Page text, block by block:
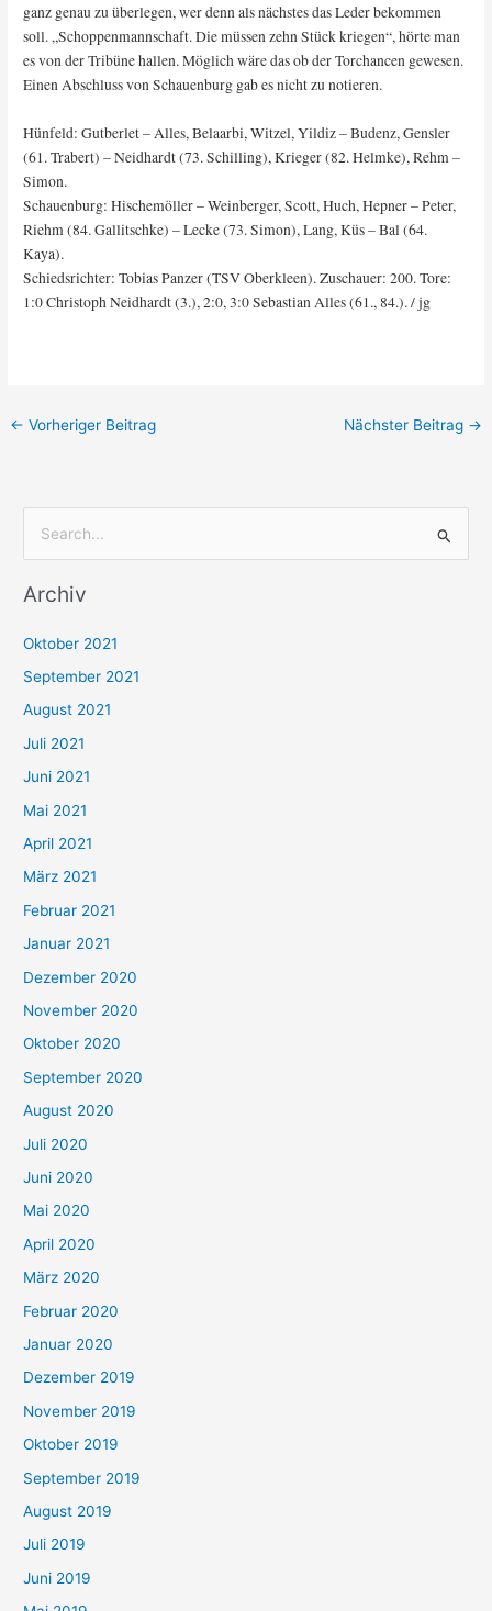
ganz genau zu überlegen, wer denn als nächstes das Leder bekommen
soll. „Schoppenmannschaft. Die müssen zehn Stück kriegen“, hörte man
es von der Tribüne hallen. Möglich wäre das ob der Torchancen gewesen.
Einen Abschluss von Schauenburg gab es nicht zu notieren.
Hünfeld: Gutberlet – Alles, Belaarbi, Witzel, Yildiz – Budenz, Gensler
(61. Trabert) – Neidhardt (73. Schilling), Krieger (82. Helmke), Rehm –
Simon.
Schauenburg: Hischemöller – Weinberger, Scott, Huch, Hepner – Peter,
Riehm (84. Gallitschke) – Lecke (73. Simon), Lang, Küs – Bal (64.
Kaya).
Schiedsrichter: Tobias Panzer (TSV Oberkleen). Zuschauer: 200. Tore:
1:0 Christoph Neidhardt (3.), 2:0, 3:0 Sebastian Alles (61., 84.). / jg
← Vorheriger Beitrag Nächster Beitrag →
c
n
n
a
c
h
:
Archiv
Oktober 2021
September 2021
August 2021
Juli 2021
Juni 2021
Mai 2021
April 2021
März 2021
Februar 2021
Januar 2021
Dezember 2020
November 2020
Oktober 2020
September 2020
August 2020
Juli 2020
Juni 2020
Mai 2020
April 2020
März 2020
Februar 2020
Januar 2020
Dezember 2019
November 2019
Oktober 2019
September 2019
August 2019
Juli 2019
Juni 2019